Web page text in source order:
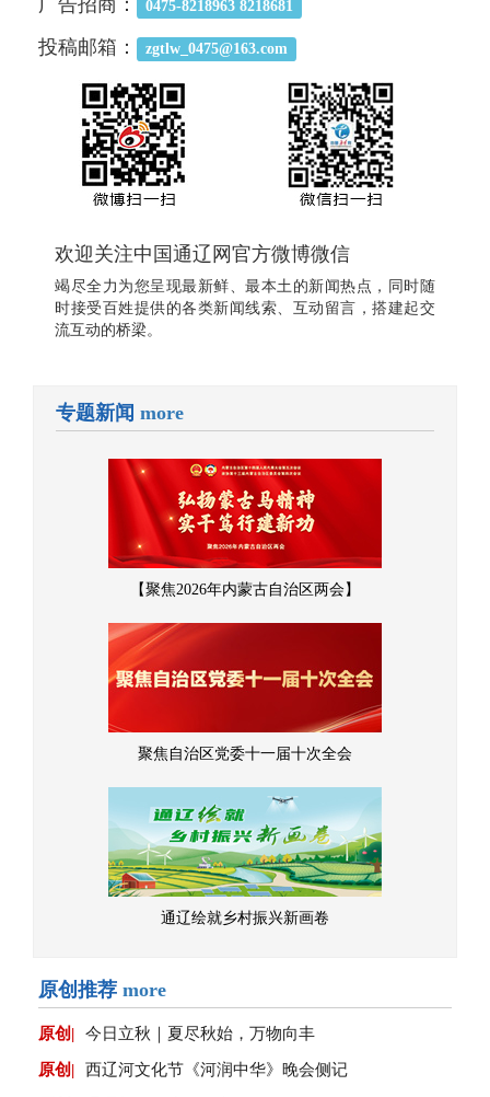
广告招商： 0475-8218963 8218681
投稿邮箱： zgtlw_0475@163.com
欢迎关注中国通辽网官方微博微信
竭尽全力为您呈现最新鲜、最本土的新闻热点，同时随
时接受百姓提供的各类新闻线索、互动留言，搭建起交
流互动的桥梁。
专题新闻 more
【聚焦2026年内蒙古自治区两会】
聚焦自治区党委十一届十次全会
通辽绘就乡村振兴新画卷
原创推荐 more
原创| 今日立秋｜夏尽秋始，万物向丰
原创| 西辽河文化节《河润中华》晚会侧记